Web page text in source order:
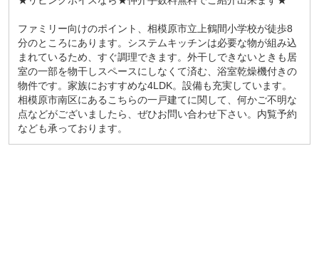
ファミリー向けのポイント、相模原市立上鶴間小学校が徒歩8
分のところにあります。システムキッチンは必要な物が組み込
まれているため、すぐ調理できます。外干しできないときも居
室の一部を物干しスペースにしなくて済む、浴室乾燥機付きの
物件です。家族におすすめな4LDK。設備も充実しています。
相模原市南区にあるこちらの一戸建てに関して、何かご不明な
点などがございましたら、ぜひお問い合わせ下さい。内覧予約
なども承っております。